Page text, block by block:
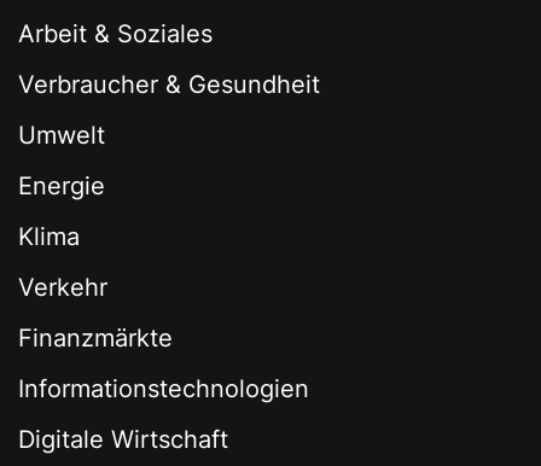
Arbeit & Soziales
Verbraucher & Gesundheit
Umwelt
Energie
Klima
Verkehr
Finanzmärkte
Informationstechnologien
Digitale Wirtschaft